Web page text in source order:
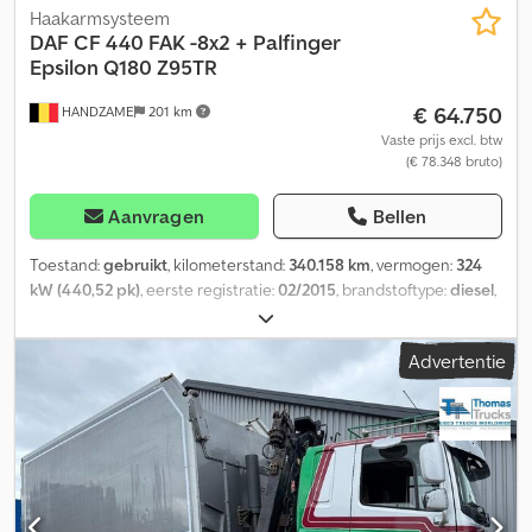
HANDZAME 201 km
Haakarmsysteem
DAF CF 440 FAK -8x2 + Palfinger
Epsilon Q180 Z95TR
€ 64.750
Vaste prijs excl. btw
(€ 78.348 bruto)
Aanvragen Bellen
Toestand:gebruikt, kilometerstand: 340.158 km, vermogen: 324
kW (440,52 pk), eerste registratie:02/2015, brandstoftype:diesel,
, asconfiguratie:
mm, brandstof:diesel, kleur:rood, soort overbrenging:
, ophanging: staal-lucht,
2015, Uitrusting:aanhangwagenkoppeling,
airconditioning, elektrische raamverstelling, kraan, Technische
informatie Aantal cilinders: 6 Motorinhoud: 10.837 cc Aandrijflijn
Aandrijving: Wiel Motormerk: DAF Asconfiguratie As 1:
Bandenmaat: 385/65R22.5; Ophanging: bladvering Dodey N
Uakopfx Abzeck As 2: Bandenmaat: 385/65R22,5; Dubbel
Advertentie